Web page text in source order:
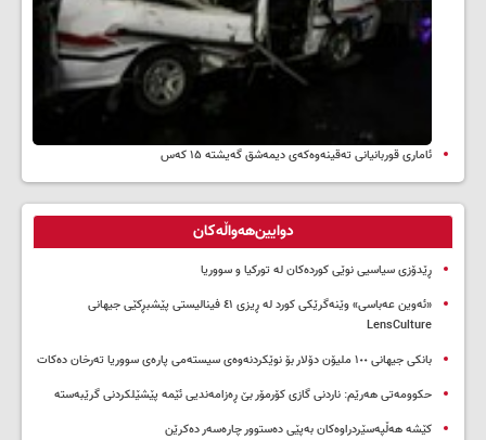
ئاماری قوربانیانی تەقینەوەکەی دیمەشق گەیشتە ۱۵ کەس
دوایین‌هەواڵەکان
ڕێدۆزی سیاسیی نوێی کوردەکان لە تورکیا و سووریا
«ئەوین عەباسی» وێنەگرێکی کورد لە ڕیزی ٤١ فینالیستی پێشبڕکێی جیهانی
LensCulture
بانکی جیهانی ١٠٠ ملیۆن دۆلار بۆ نوێکردنەوەی سیستەمی پارەی سووریا تەرخان دەکات
حکوومەتی هەرێم: ناردنی گازی کۆرمۆر بێ ڕەزامەندیی ئێمە پێشێلکردنی گرێبەستە
کێشە هەڵپەسێردراوەکان بەپێی دەستوور چارەسەر دەکرێن